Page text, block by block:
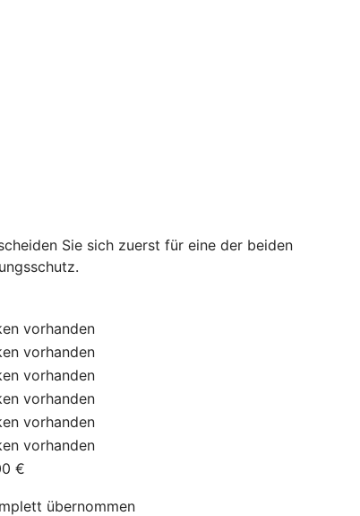
Sie sich zuerst für eine der beiden
vorhanden
vorhanden
vorhanden
vorhanden
vorhanden
vorhanden
€
übernommen